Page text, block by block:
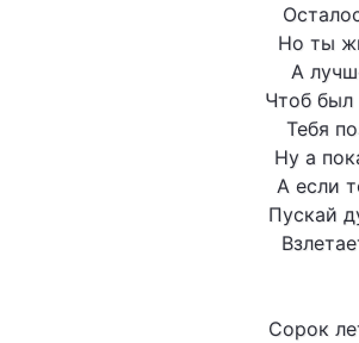
Но ты
А
Чтоб
Тебя
Ну а
А если
Пускай
Сорок